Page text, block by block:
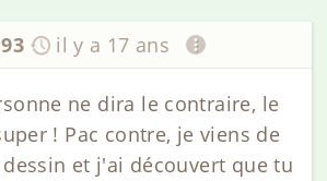
il y a 17 ans
ne dira le contraire, le
! Pac contre, je viens de
et j'ai découvert que tu